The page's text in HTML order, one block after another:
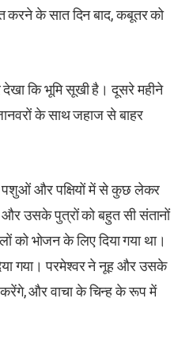
करने के सात दिन बाद, कबूतर को
कि भूमि सूखी है। दूसरे महीने
के साथ जहाज से बाहर
पशुओं और पक्षियों में से कुछ लेकर
और उसके पुत्रों को बहुत सी संतानों
भोजन के लिए दिया गया था।
गया। परमेश्वर ने नूह और उसके
और वाचा के चिन्ह के रूप में